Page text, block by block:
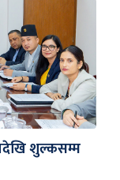
शुल्कसम्म